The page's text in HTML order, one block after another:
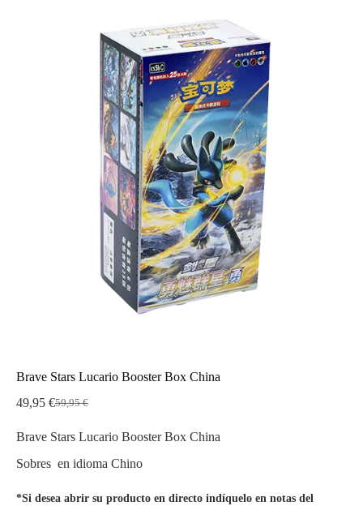
Brave Stars Lucario Booster Box China
59,95€
El
original
59,95 €.
49,95 €El
actual
49,95 €.
Brave Stars Lucario Booster Box China
Sobres en idioma Chino
*Si desea abrir su producto en directo indíquelo en notas del